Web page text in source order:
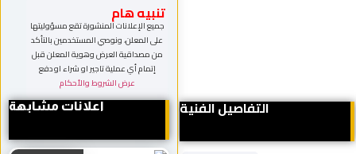
التفاصيل الفنية
تنبيه هام
جميع الإعلانات المنشورة تقع مسؤوليتها
على المعلن، ونوصي المستخدمين بالتأكد
من مصداقية العرض وهوية المعلن قبل
إتمام أي عملية تاجير او شراء او دفع
عرض الشروط والأحكام
اعلانات مشابهة